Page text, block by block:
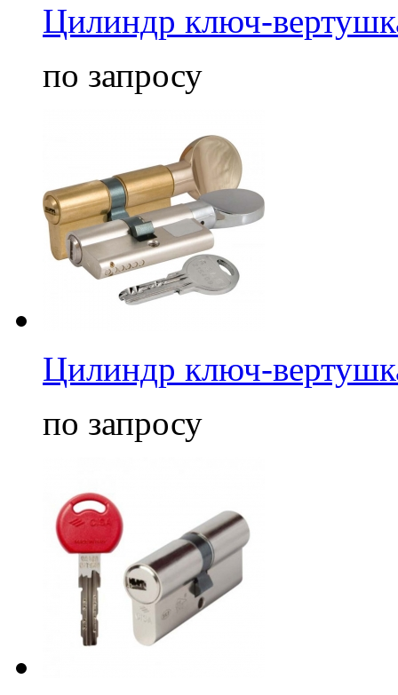
Цилиндр ключ-
по запросу
Цилиндр ключ-
по запросу